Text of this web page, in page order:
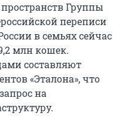
Группы
переписи
в семьях сейчас
млн кошек.
составляют
«Эталона», что
на